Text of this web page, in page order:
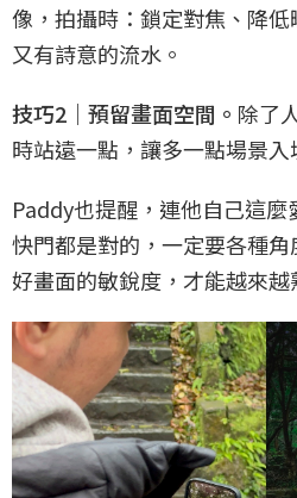
像，拍攝時：鎖定對焦、降
又有詩意的流水。
技巧2｜預留畫面空間。 除了
時站遠一點，讓多一點場景入
Paddy也提醒，連他自己這
快門都是對的，一定要各種
好畫面的敏銳度，才能越來越